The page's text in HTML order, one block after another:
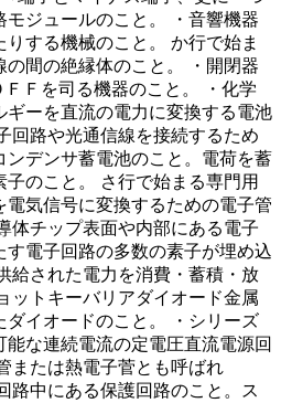
ジュールのこと。 ・音響機器
する機械のこと。 か行で始ま
の間の絶縁体のこと。 ・開閉器
Ｆを司る機器のこと。 ・化学
ギーを直流の電力に変換する電池
回路や光通信線を接続するため
ンデンサ蓄電池のこと。電荷を蓄
のこと。 さ行で始まる専門用
気信号に変換するための電子管
体チップ表面や内部にある電子
電子回路の多数の素子が埋め込
給された電力を消費・蓄積・放
ットキーバリアダイオード金属
ダイオードのこと。 ・シリーズ
な連続電流の定電圧直流電源回
または熱電子菅とも呼ばれ
路中にある保護回路のこと。ス